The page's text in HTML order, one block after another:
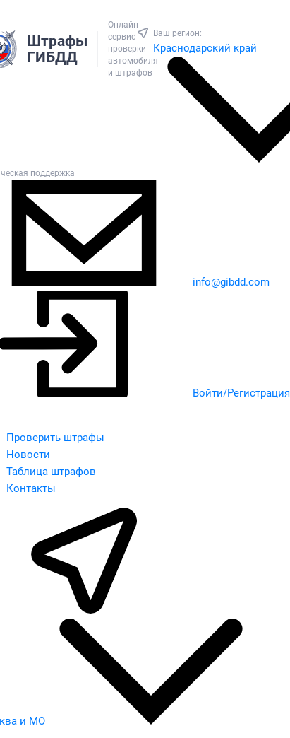
Штрафы
ГИБДД
Онлайн
сервис
проверки
автомобиля
и штрафов
Ваш регион:
Краснодарский край
поддержка
info@gibdd.com
Войти/Регистрация
Проверить штрафы
Новости
Таблица штрафов
Контакты
и МО